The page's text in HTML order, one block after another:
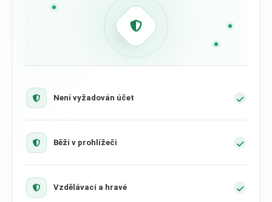
Není vyžadován účet
Běží v prohlížeči
Vzdělávací a hravé